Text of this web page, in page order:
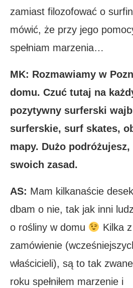
zamiast filozofować o
mówić, że przy jego
spełniam marzenia…
MK: Rozmawiamy w
domu. Czuć tutaj na
pozytywny surferski
surferskie, surf skates,
mapy. Dużo
swoich zasad.
AS: Mam kilkanaście
dbam o nie, tak jak inni
o rośliny w domu
Kilka
zamówienie
właścicieli), są to tak zwane
roku spełniłem marzenie i